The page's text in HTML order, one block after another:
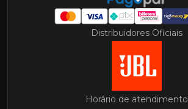
Distribuidores Oficiais
Horário de atendimento